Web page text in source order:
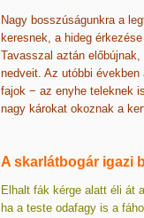
Nagy bosszúságunkra a
keresnek, a hideg
Tavasszal aztán
nedveit. Az utóbbi
fajok − az enyhe teleknek
nagy károkat okoznak a
A skarlátbogár igazi
Elhalt fák kérge alatt éli át
ha a teste odafagy is a